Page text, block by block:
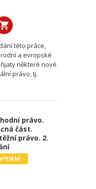
této práce,
a evropské
některé nové
právo, tj.
právo.
část.
právo. 2.